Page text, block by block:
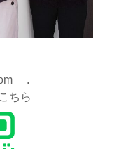
.
ちら